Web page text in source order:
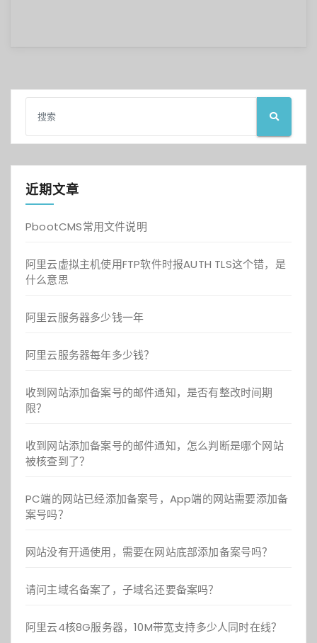
近期文章
PbootCMS常用文件说明
阿里云虚拟主机使用FTP软件时报AUTH TLS这个错，是
什么意思
阿里云服务器多少钱一年
阿里云服务器每年多少钱？
收到网站添加备案号的邮件通知，是否有整改时间期
限？
收到网站添加备案号的邮件通知，怎么判断是哪个网站
被核查到了？
PC端的网站已经添加备案号，App端的网站需要添加备
案号吗？
网站没有开通使用，需要在网站底部添加备案号吗？
请问主域名备案了，子域名还要备案吗？
阿里云4核8G服务器，10M带宽支持多少人同时在线？